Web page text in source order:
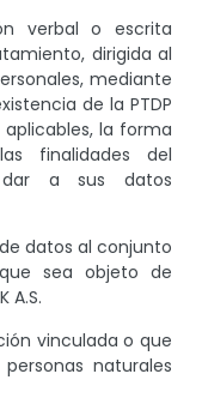
verbal o escrita
dirigida al
mediante
de la PTDP
la forma
finalidades del
a sus datos
datos al conjunto
sea objeto de
A.S.
vinculada o que
naturales